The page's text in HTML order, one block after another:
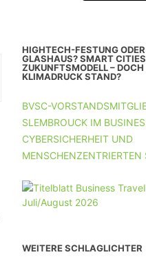
HIGHTECH-FESTUNG
GLASHAUS? SMART
ZUKUNFTSMODELL –
KLIMADRUCK STAND?
BVSC-
SLEMBROUCK IM
CYBERSICHERHEIT UND
MENSCHENZENTRIERTEN
WEITERE SCHLAGLICHTER